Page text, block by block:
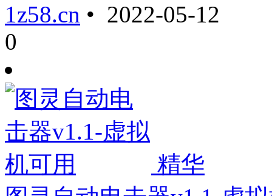
1z58.cn • 2022-05-12
0
精华